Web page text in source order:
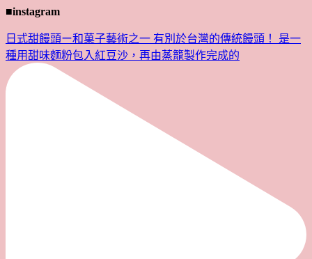
■instagram
日式甜饅頭ー和菓子藝術之一 有別於台灣的傳統饅頭！ 是一
種用甜味麵粉包入紅豆沙，再由蒸籠製作完成的